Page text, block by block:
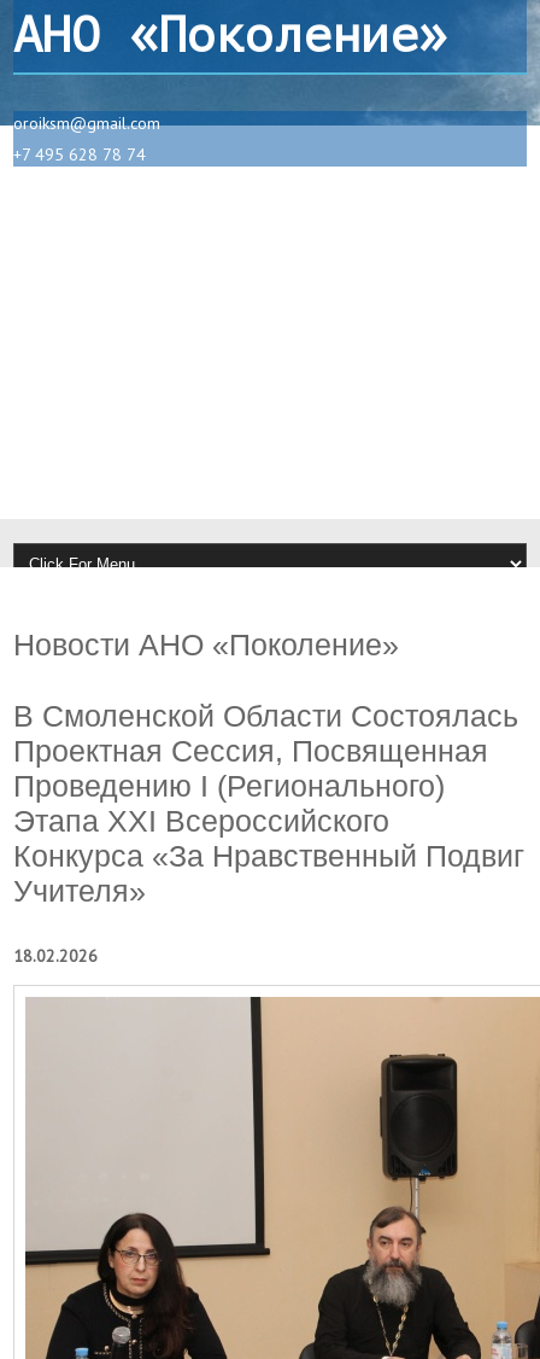
АНО «Поколение»
oroiksm@gmail.com
+7 495 628 78 74
Новости АНО «Поколение»
В Смоленской Области Состоялась
Проектная Сессия, Посвященная
Проведению I (регионального)
Этапа XXI Всероссийского
Конкурса «За Нравственный Подвиг
Учителя»
18.02.2026